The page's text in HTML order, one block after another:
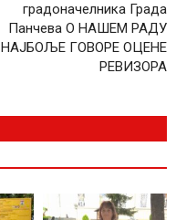
градоначелника Града
Панчева О НАШЕМ РАДУ
НАЈБОЉЕ ГОВОРЕ ОЦЕНЕ
РЕВИЗОРА